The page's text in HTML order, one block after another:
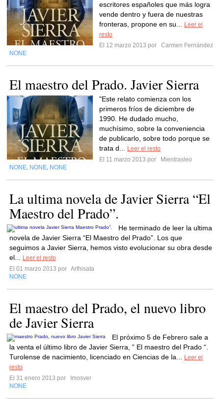
escritores españoles que más logra
vende dentro y fuera de nuestras
fronteras, propone en su...
Leer el
resto
El 12 marzo 2013 por
Carmen Fernández
NONE
El maestro del Prado. Javier Sierra
"Este relato comienza con los
primeros fríos de diciembre de
1990. He dudado mucho,
muchísimo, sobre la conveniencia
de publicarlo, sobre todo porque se
trata d...
Leer el resto
El 11 marzo 2013 por
Mientrasleo
NONE NONE NONE
La ultima novela de Javier Sierra “El
Maestro del Prado”.
He terminado de leer la ultima
novela de Javier Sierra “El Maestro del Prado”. Los que
seguimos a Javier Sierra, hemos visto evolucionar su obra desde
el...
Leer el resto
El 01 marzo 2013 por Arthisata
NONE
El maestro del Prado, el nuevo libro
de Javier Sierra
El próximo 5 de Febrero sale a
la venta el último libro de Javier Sierra, ” El maestro del Prado “.
Turolense de nacimiento, licenciado en Ciencias de la...
Leer el
resto
El 31 enero 2013 por
Imosver
NONE